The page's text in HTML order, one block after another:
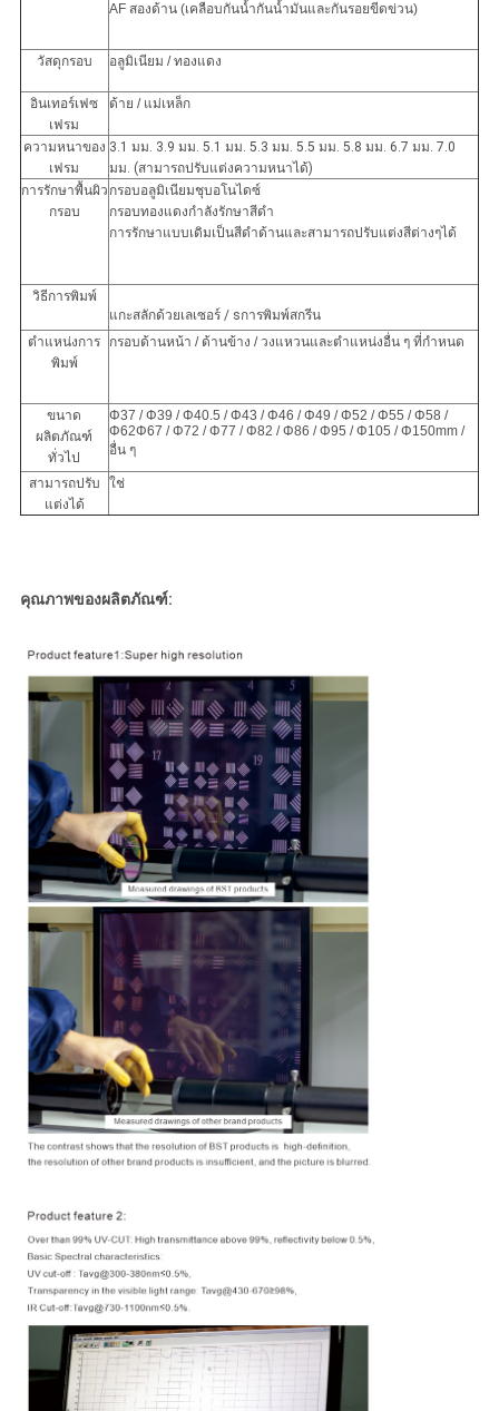
AF สองด้าน (เคลือบกันน้ำกันน้ำมันและกันรอยขีดข่วน)
วัสดุกรอบ อลูมิเนียม / ทองแดง
อินเทอร์เฟซ
เฟรม
ด้าย / แม่เหล็ก
ความหนาของ
เฟรม
3.1 มม. 3.9 มม. 5.1 มม. 5.3 มม. 5.5 มม. 5.8 มม. 6.7 มม. 7.0
มม. (สามารถปรับแต่งความหนาได้)
การรักษาพื้นผิว
กรอบ
กรอบอลูมิเนียมชุบอโนไดซ์
กรอบทองแดงกำลังรักษาสีดำ
การรักษาแบบเดิมเป็นสีดำด้านและสามารถปรับแต่งสีต่างๆได้
วิธีการพิมพ์
แกะสลักด้วยเลเซอร์ / sการพิมพ์สกรีน
ตำแหน่งการ
พิมพ์
กรอบด้านหน้า / ด้านข้าง / วงแหวนและตำแหน่งอื่น ๆ ที่กำหนด
ขนาด
ผลิตภัณฑ์
ทั่วไป
Φ37 / Φ39 / Φ40.5 / Φ43 / Φ46 / Φ49 / Φ52 / Φ55 / Φ58 /
Φ62Φ67 / Φ72 / Φ77 / Φ82 / Φ86 / Φ95 / Φ105 / Φ150mm /
อื่น ๆ
สามารถปรับ
แต่งได้
ใช่
คุณภาพของผลิตภัณฑ์: